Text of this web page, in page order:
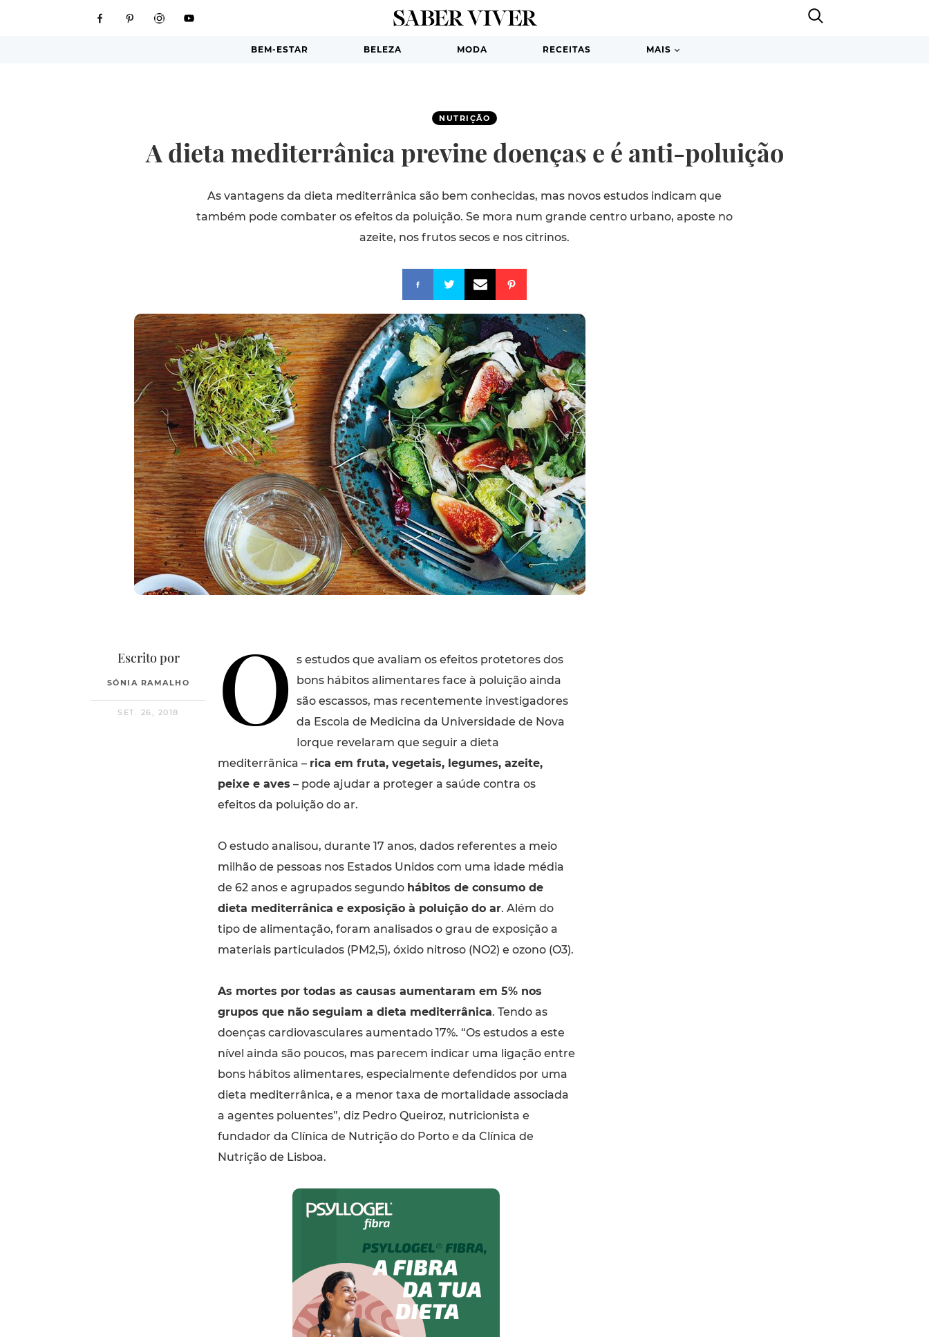
BEM-ESTAR BELEZA MODA RECEITAS MAIS
NUTRIÇÃO
A dieta mediterrânica previne doenças e é anti-poluição
As vantagens da dieta mediterrânica são bem conhecidas, mas novos estudos indicam que
também pode combater os efeitos da poluição. Se mora num grande centro urbano, aposte no
azeite, nos frutos secos e nos citrinos.
Escrito por
SÓNIA RAMALHO
SET. 26, 2018 O
s estudos que avaliam os efeitos protetores dos
bons hábitos alimentares face à poluição ainda
são escassos, mas recentemente investigadores
da Escola de Medicina da Universidade de Nova
Iorque revelaram que seguir a dieta
mediterrânica – rica em fruta, vegetais, legumes, azeite,
peixe e aves – pode ajudar a proteger a saúde contra os
efeitos da poluição do ar.
O estudo analisou, durante 17 anos, dados referentes a meio
milhão de pessoas nos Estados Unidos com uma idade média
de 62 anos e agrupados segundo hábitos de consumo de
dieta mediterrânica e exposição à poluição do ar. Além do
tipo de alimentação, foram analisados o grau de exposição a
materiais particulados (PM2,5), óxido nitroso (NO2) e ozono (O3).
As mortes por todas as causas aumentaram em 5% nos
grupos que não seguiam a dieta mediterrânica. Tendo as
doenças cardiovasculares aumentado 17%. “Os estudos a este
nível ainda são poucos, mas parecem indicar uma ligação entre
bons hábitos alimentares, especialmente defendidos por uma
dieta mediterrânica, e a menor taxa de mortalidade associada
a agentes poluentes”, diz Pedro Queiroz, nutricionista e
fundador da Clínica de Nutrição do Porto e da Clínica de
Nutrição de Lisboa.